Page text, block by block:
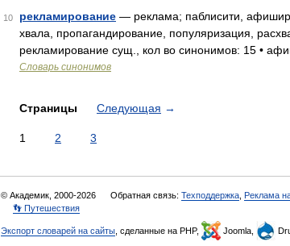
10 рекламирование — реклама; паблисити,
хвала, пропагандирование, популяризация,
рекламирование сущ., кол во синонимов: 15 •
Словарь синонимов
Страницы Следующая →
1 2 3
© Академик, 2000-2026 Обратная связь: Техподдержка Реклама
👣 Путешествия
Экспорт словарей на сайты , сделанные на PHP, Joomla,